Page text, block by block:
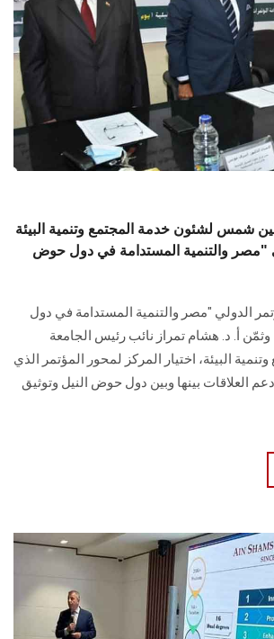
شمس لشئون خدمة المجتمع وتنمية البيئة
"مصر والتنمية المستدامة في دول حوض
الدولي "مصر والتنمية المستدامة في دول
وثمّن أ. د. هشام تمراز نائب رئيس الجامعة
البيئة، اختيار المركز لمحور المؤتمر الذي
العلاقات بينها وبين دول حوض النيل وتوثيق